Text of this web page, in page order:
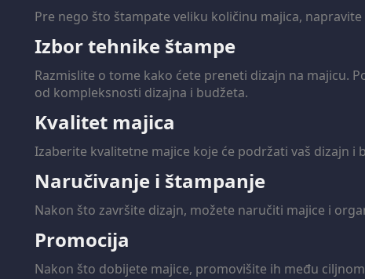
Pre nego što štampate veliku količinu majica,
Izbor tehnike štampe
Razmislite o tome kako ćete preneti dizajn na majicu.
od kompleksnosti dizajna i budžeta.
Kvalitet majica
Izaberite kvalitetne majice koje će podržati vaš dizajn i
Naručivanje i štampanje
Nakon što završite dizajn, možete naručiti majice i
Promocija
Nakon što dobijete majice, promovišite ih među